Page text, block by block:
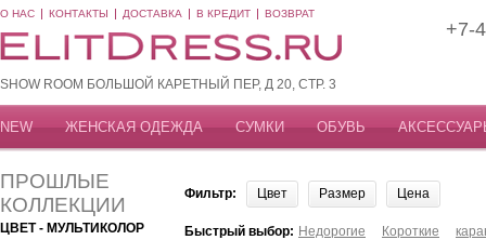
О НАС КОНТАКТЫ ДОСТАВКА В КРЕДИТ ВОЗВРАТ
SHOW ROOM БОЛЬШОЙ КАРЕТНЫЙ ПЕР, Д 20, СТР. 3
+7-
NEW ЖЕНСКАЯ ОДЕЖДА СУМКИ ОБУВЬ
ПРОШЛЫЕ
КОЛЛЕКЦИИ
ЦВЕТ - МУЛЬТИКОЛОР
Фильтр: Цвет Размер Цена
Быстрый выбор: Недорогие Короткие